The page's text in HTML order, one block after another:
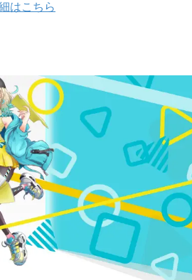
はこちら